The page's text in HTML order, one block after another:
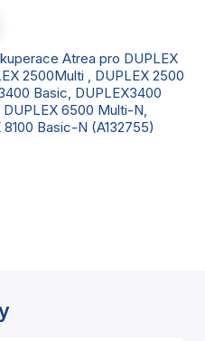
Atrea pro DUPLEX
2500Multi , DUPLEX 2500
Basic, DUPLEX3400
6500 Multi-N,
Basic-N (A132755)